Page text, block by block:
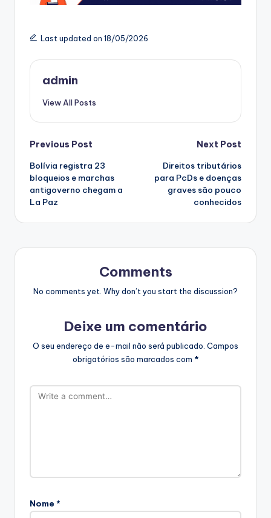
Last updated on 18/05/2026
admin
View All Posts
Post
navigation
Previous Post
Bolívia registra 23
bloqueios e marchas
antigoverno chegam a
La Paz
Next Post
Direitos tributários
para PcDs e doenças
graves são pouco
conhecidos
Comments
No comments yet. Why don’t you start the discussion?
Deixe um comentário
O seu endereço de e-mail não será publicado. Campos
obrigatórios são marcados com *
Nome *